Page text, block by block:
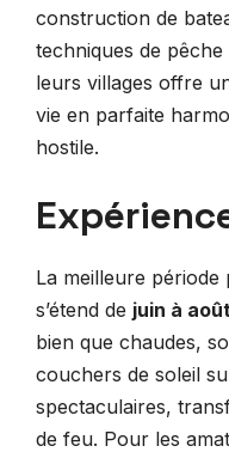
construction de
techniques de
leurs villages offre
vie en parfaite
hostile.
La meilleure
s’étend de juin à août
bien que chaudes,
couchers de soleil
spectaculaires,
de feu. Pour les